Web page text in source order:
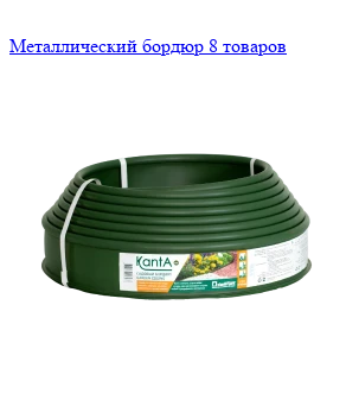
Металлический бордюр 8 товаров